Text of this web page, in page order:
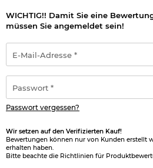
Einfache Handhabung und
Fassungsvermögen 0,7 Liter
Marke: Katadyn
WICHTIG!! Damit Sie eine
müssen Sie angemeldet sein!
Mail-
Adresse
*
Passwort vergessen?
Wir setzen auf den Verifizierten Kauf!
Bewertungen können nur von Kunden erstellt
erhalten haben.
Bitte beachte die Richtlinien für